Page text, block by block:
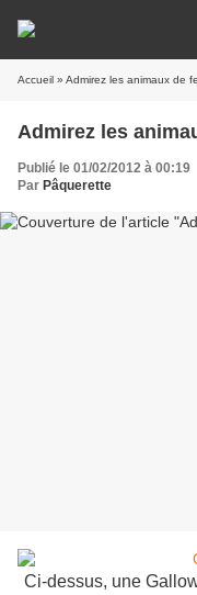
Accueil » Admirez les animaux de
Admirez les
Publié le 01/02/2012 à 00:19
Par Pâquerette
Ci-dessus, une